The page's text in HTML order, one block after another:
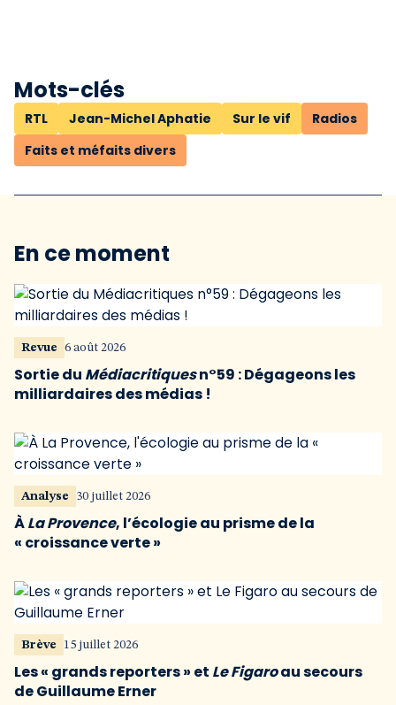
Mots-clés
RTL Jean-Michel Aphatie Sur le vif
Radios
Faits et méfaits divers
En ce moment
Revue 6 août 2026
Sortie du Médiacritiquesn°59 : Dégageons les
milliardaires des médias !
Analyse 30 juillet 2026
ÀLa Provence, l’écologie au prisme de la
« croissance verte »
Brève 15 juillet 2026
Les « grands reporters » et Le Figaroau secours
de Guillaume Erner